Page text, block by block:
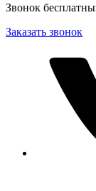
Звонок
Заказать звонок